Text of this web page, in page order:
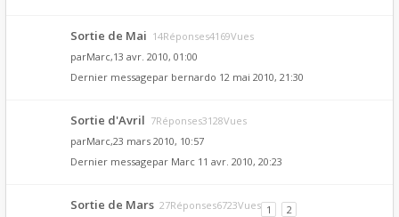
Sortie de Mai 14Réponses4169Vues
parMarc,13 avr. 2010, 01:00
Dernier messagepar bernardo 12 mai 2010, 21:30
Sortie d'Avril 7Réponses3128Vues
parMarc,23 mars 2010, 10:57
Dernier messagepar Marc 11 avr. 2010, 20:23
Sortie de Mars 27Réponses6723Vues 1
2